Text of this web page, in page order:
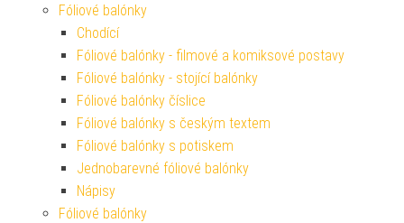
Fóliové balónky
Chodící
Fóliové balónky - filmové a komiksové postavy
Fóliové balónky - stojící balónky
Fóliové balónky číslice
Fóliové balónky s českým textem
Fóliové balónky s potiskem
Jednobarevné fóliové balónky
Nápisy
Fóliové balónky